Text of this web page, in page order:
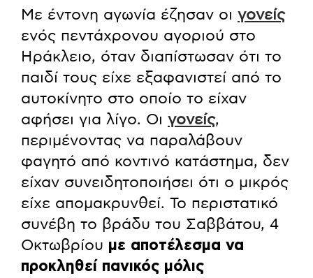
Με έντονη αγωνία έζησαν οι γονείς
ενός πεντάχρονου αγοριού στο
Ηράκλειο, όταν διαπίστωσαν ότι το
παιδί τους είχε εξαφανιστεί από το
αυτοκίνητο στο οποίο το είχαν
αφήσει για λίγο. Οι γονείς,
περιμένοντας να παραλάβουν
φαγητό από κοντινό κατάστημα, δεν
είχαν συνειδητοποιήσει ότι ο μικρός
είχε απομακρυνθεί. Το περιστατικό
συνέβη το βράδυ του Σαββάτου, 4
Οκτωβρίου με αποτέλεσμα να
προκληθεί πανικός μόλις